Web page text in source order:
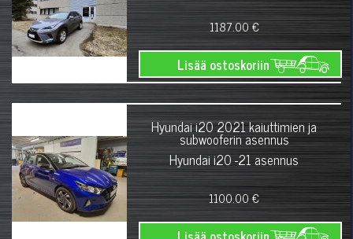
1187.00 €
Lisää ostoskoriin
Hyundai i20 2021 kaiuttimien ja
subwooferin asennus
Hyundai i20 -21 asennus
1100.00 €